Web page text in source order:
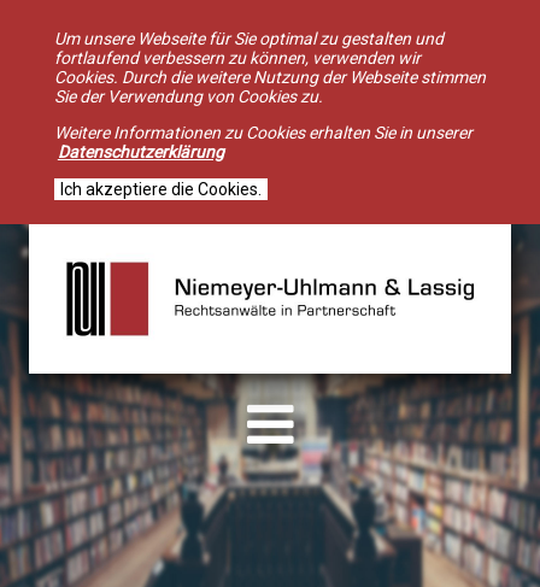
Um unsere Webseite für Sie optimal zu gestalten und
fortlaufend verbessern zu können, verwenden wir
Cookies. Durch die weitere Nutzung der Webseite stimmen
Sie der Verwendung von Cookies zu.
Weitere Informationen zu Cookies erhalten Sie in unserer
Datenschutzerklärung